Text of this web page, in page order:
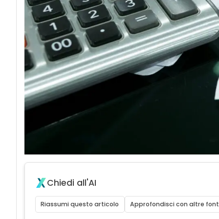
Chiedi all'AI
Riassumi questo articolo Approfondisci con altre